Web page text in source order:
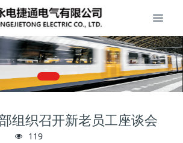
组织召开新老员工座谈会
119